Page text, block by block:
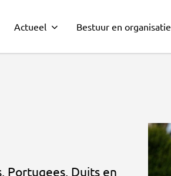
Actueel Bestuur en organisatie
Portugees, Duits en